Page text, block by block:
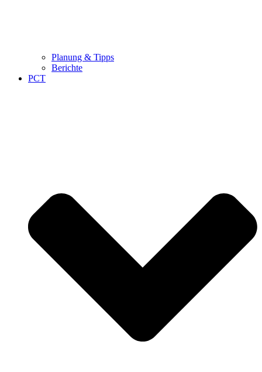
Planung & Tipps
Berichte
PCT